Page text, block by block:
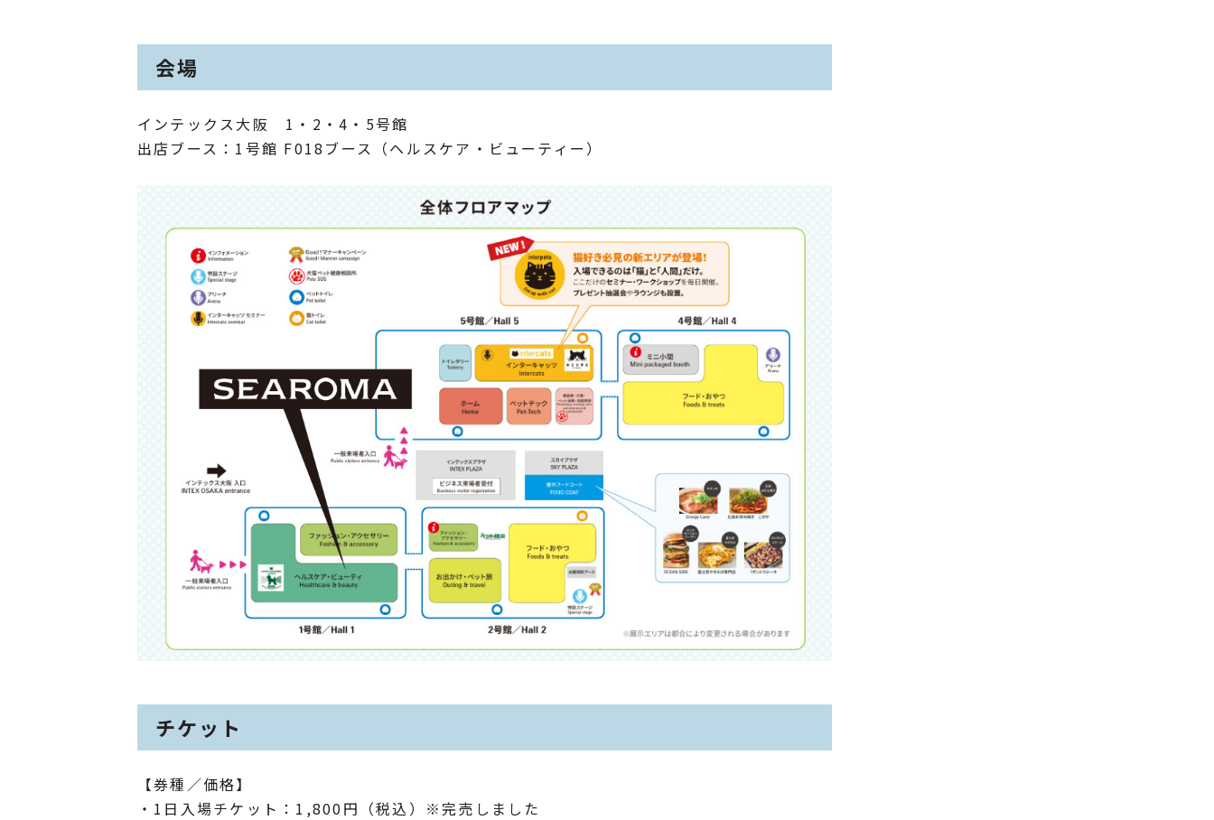
会場
インテックス大阪 1・2・4・5号館
出店ブース：1号館 F018ブース（ヘルスケア・ビューティー）
チケット
【券種／価格】
・1日入場チケット：1,800円（税込）※完売しました